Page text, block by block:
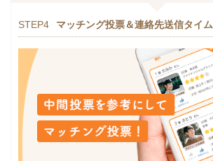
STEP4 マッチング投票＆連絡先送信タイム